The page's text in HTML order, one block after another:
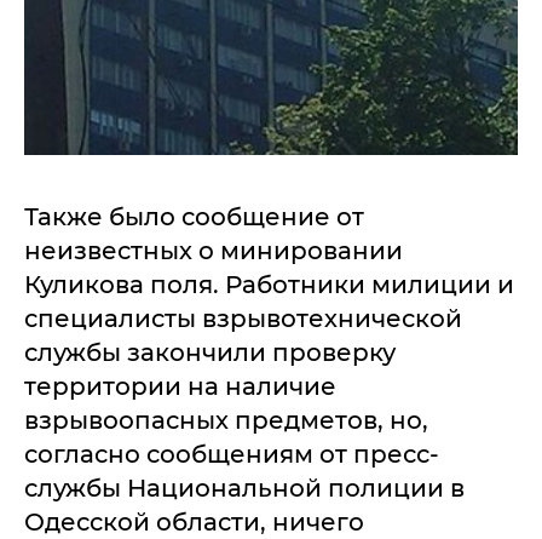
Также было сообщение от
неизвестных о минировании
Куликова поля. Работники милиции и
специалисты взрывотехнической
службы закончили проверку
территории на наличие
взрывоопасных предметов, но,
согласно сообщениям от пресс-
службы Национальной полиции в
Одесской области, ничего